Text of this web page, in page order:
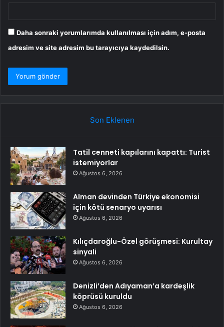
Daha sonraki yorumlarımda kullanılması için adım, e-posta
adresim ve site adresim bu tarayıcıya kaydedilsin.
Son Eklenen
Tatil cenneti kapılarını kapattı: Turist
istemiyorlar
Ağustos 6, 2026
Alman devinden Türkiye ekonomisi
için kötü senaryo uyarısı
Ağustos 6, 2026
Kılıçdaroğlu-Özel görüşmesi: Kurultay
sinyali
Ağustos 6, 2026
Denizli’den Adıyaman’a kardeşlik
köprüsü kuruldu
Ağustos 6, 2026